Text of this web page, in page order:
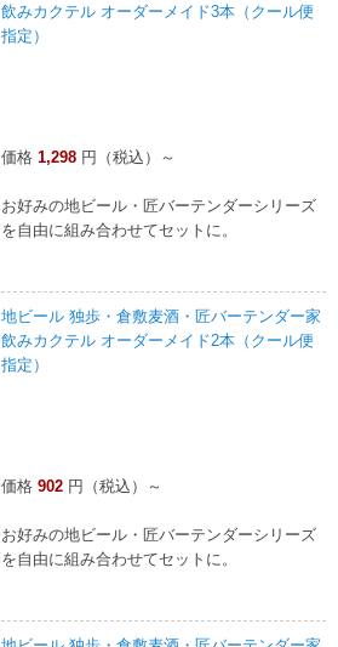
飲みカクテル オーダーメイド3本（クール便
指定）
価格 1,298 円（税込）～
お好みの地ビール・匠バーテンダーシリーズ
を自由に組み合わせてセットに。
地ビール 独歩・倉敷麦酒・匠バーテンダー家
飲みカクテル オーダーメイド2本（クール便
指定）
価格 902 円（税込）～
お好みの地ビール・匠バーテンダーシリーズ
を自由に組み合わせてセットに。